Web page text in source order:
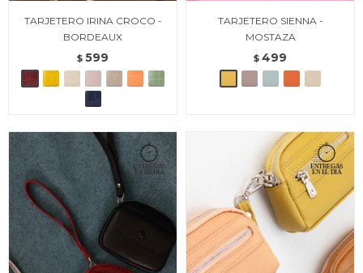
TARJETERO IRINA CROCO -
BORDEAUX
$ 599
TARJETERO SIENNA -
MOSTAZA
$ 499